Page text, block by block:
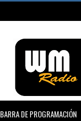
BARRA DE PROGRAMACIÓN